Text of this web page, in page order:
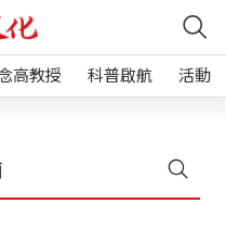
高教授 科普啟航 活動